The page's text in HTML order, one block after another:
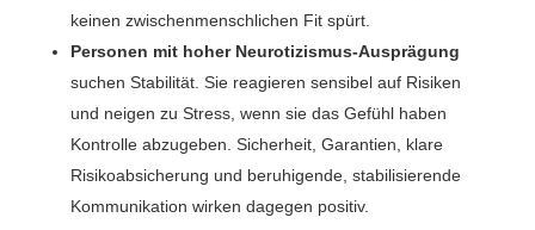
keinen zwischenmenschlichen Fit spürt.
Personen mit hoher Neurotizismus-Ausprägung
suchen Stabilität. Sie reagieren sensibel auf Risiken
und neigen zu Stress, wenn sie das Gefühl haben
Kontrolle abzugeben. Sicherheit, Garantien, klare
Risikoabsicherung und beruhigende, stabilisierende
Kommunikation wirken dagegen positiv.